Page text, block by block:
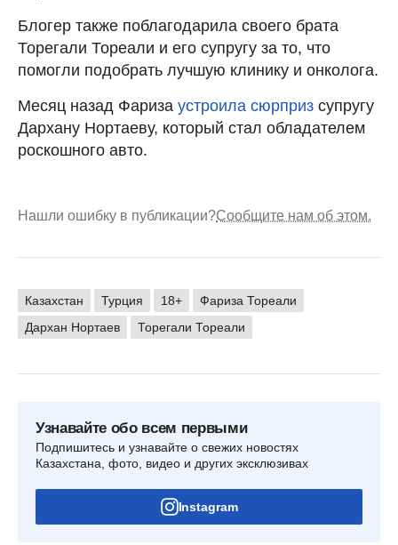
Блогер также поблагодарила своего брата
Торегали Тореали и его супругу за то, что
помогли подобрать лучшую клинику и онколога.
Месяц назад Фариза устроила сюрприз супругу
Дархану Нортаеву, который стал обладателем
роскошного авто.
Нашли ошибку в публикации?Сообщите нам об этом.
Казахстан Турция 18+
Фариза Тореали
Дархан Нортаев
Торегали Тореали
Узнавайте обо всем первыми
Подпишитесь и узнавайте о свежих новостях
Казахстана, фото, видео и других эксклюзивах
Instagram